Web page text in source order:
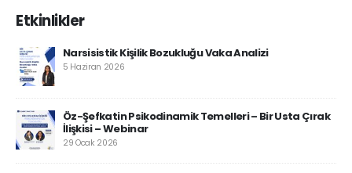
Etkinlikler
Narsisistik Kişilik Bozukluğu Vaka Analizi
5 Haziran 2026
Öz-Şefkatin Psikodinamik Temelleri – Bir Usta Çırak
İlişkisi – Webinar
29 Ocak 2026